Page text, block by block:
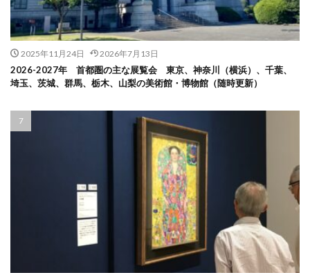
2025年11月24日 2026年7月13日
2026-2027年 首都圏の主な展覧会 東京、神奈川（横浜）、千葉、
埼玉、茨城、群馬、栃木、山梨の美術館・博物館（随時更新）